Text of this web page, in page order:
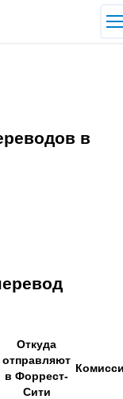
в
Откуда
отправляют
в Форрест-
Сити